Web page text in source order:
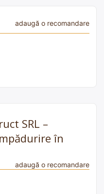
adaugă o recomandare
SRL –
în
adaugă o recomandare